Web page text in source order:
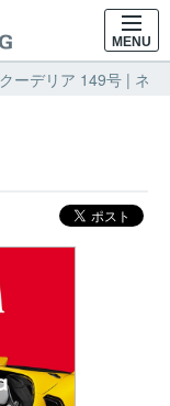
MENU
ーデリア 149号 | ネ